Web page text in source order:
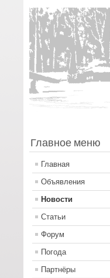
Главное меню
Главная
Объявления
Новости
Статьи
Форум
Погода
Партнёры